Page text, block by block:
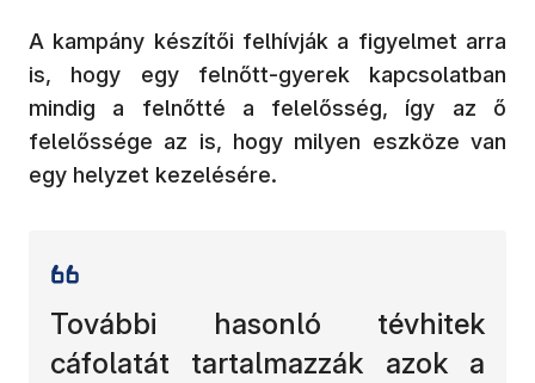
A kampány készítői felhívják a figyelmet arra
is, hogy egy felnőtt-gyerek kapcsolatban
mindig a felnőtté a felelősség, így az ő
felelőssége az is, hogy milyen eszköze van
egy helyzet kezelésére.
További hasonló tévhitek
cáfolatát tartalmazzák azok a